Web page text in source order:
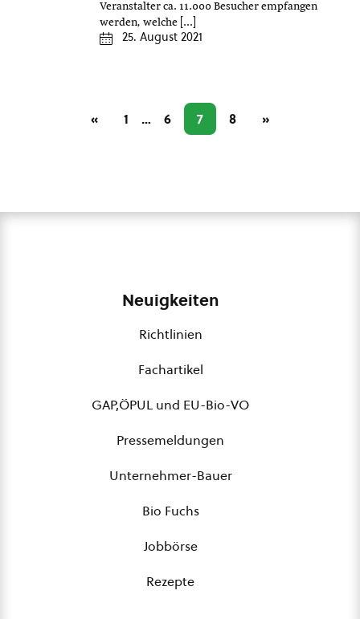
Veranstalter ca. 11.000 Besucher empfangen
werden, welche […]
25. August 2021
« 1 … 6 7 8 »
Neuigkeiten
Richtlinien
Fachartikel
GAP,ÖPUL und EU-Bio-VO
Pressemeldungen
Unternehmer-Bauer
Bio Fuchs
Jobbörse
Rezepte